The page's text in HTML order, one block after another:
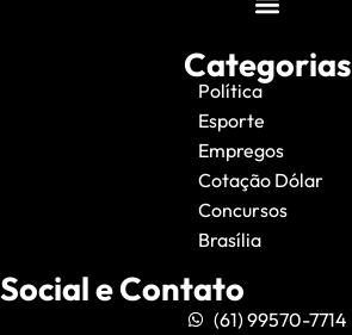
Categorias
Política
Esporte
Empregos
Cotação Dólar
Concursos
Brasília
Social e Contato
(61) 99570-7714